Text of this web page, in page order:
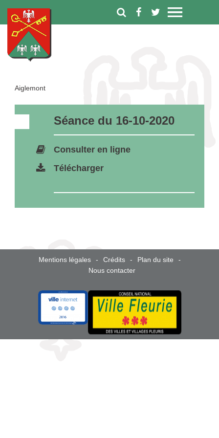
Aiglemont
Séance du 16-10-2020
Consulter en ligne
Télécharger
Mentions légales Crédits
Plan du site
Nous contacter